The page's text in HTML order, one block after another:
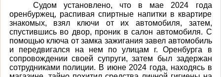
Судом установлено, что в мае 2024 года
оренбуржец, распивая спиртные напитки в квартире
знакомых, взял ключи от их автомобиля, затем,
спустившись во двор, проник в салон автомобиля. С
помощью ключа от замка зажигания завел автомобиль
и передвигался на нем по улицам г. Оренбурга в
сопровождении своей супруги, затем был задержан
сотрудниками полиции. В июне 2024 года, находясь в